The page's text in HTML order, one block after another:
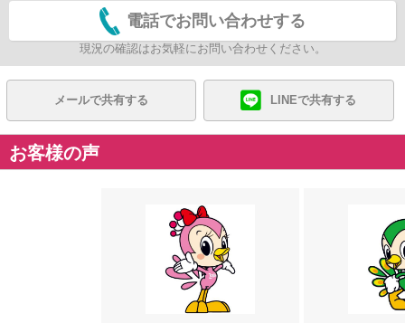
電話でお問い合わせする
現況の確認はお気軽にお問い合わせください。
メールで共有する LINEで共有する
お客様の声